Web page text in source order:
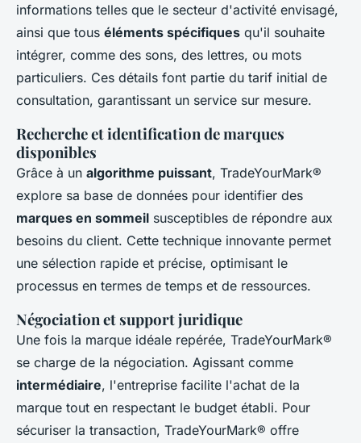
informations telles que le secteur d'activité envisagé,
ainsi que tous éléments spécifiques qu'il souhaite
intégrer, comme des sons, des lettres, ou mots
particuliers. Ces détails font partie du tarif initial de
consultation, garantissant un service sur mesure.
Recherche et identification de marques
disponibles
Grâce à un algorithme puissant, TradeYourMark®
explore sa base de données pour identifier des
marques en sommeil susceptibles de répondre aux
besoins du client. Cette technique innovante permet
une sélection rapide et précise, optimisant le
processus en termes de temps et de ressources.
Négociation et support juridique
Une fois la marque idéale repérée, TradeYourMark®
se charge de la négociation. Agissant comme
intermédiaire, l'entreprise facilite l'achat de la
marque tout en respectant le budget établi. Pour
sécuriser la transaction, TradeYourMark® offre